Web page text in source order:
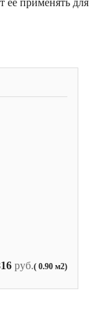
её применять для
руб.( 0.90 м2)